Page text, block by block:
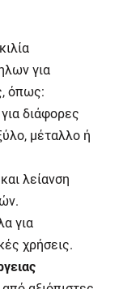
για
όπως:
διάφορες
μέταλλο ή
λείανση
για
χρήσεις.